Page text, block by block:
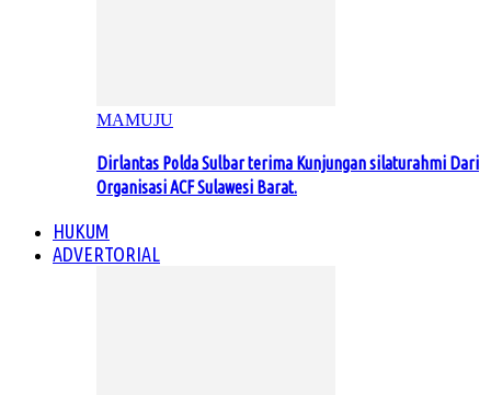
MAMUJU
Dirlantas Polda Sulbar terima Kunjungan silaturahmi Dari
Organisasi ACF Sulawesi Barat.
HUKUM
ADVERTORIAL